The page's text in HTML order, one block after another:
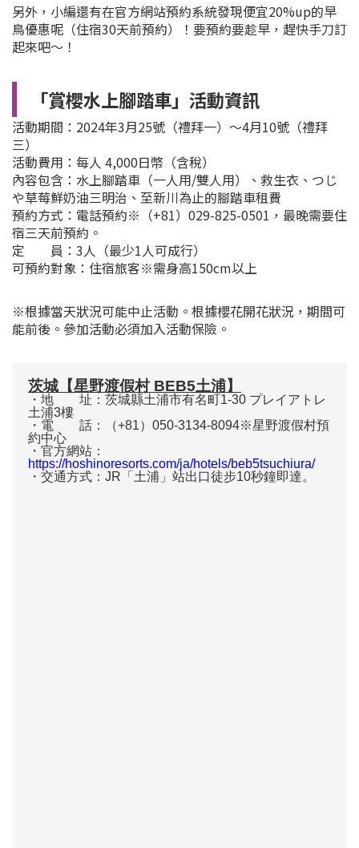
另外，小編還有在官方網站預約系統發現便宜20%up的早
鳥優惠呢（住宿30天前預約）！要預約要趁早，趕快手刀訂
起來吧～！
「賞櫻水上腳踏車」活動資訊
活動期間：2024年3月25號（禮拜一）～4月10號（禮拜
三）
活動費用：每人 4,000日幣（含稅）
內容包含：水上腳踏車（一人用/雙人用）、救生衣、つじ
や草莓鮮奶油三明治、至新川為止的腳踏車租費
預約方式：電話預約※（+81）029-825-0501，最晚需要住
宿三天前預約。
定 員：3人（最少1人可成行）
可預約對象：住宿旅客※需身高150cm以上
※根據當天狀況可能中止活動。根據櫻花開花狀況，期間可
能前後。參加活動必須加入活動保險。
茨城【星野渡假村 BEB5土浦】
・地 址：茨城縣土浦市有名町1-30 プレイアトレ
土浦3樓
・電 話：（+81）050-3134-8094※星野渡假村預
約中心
・官方網站：
https://hoshinoresorts.com/ja/hotels/beb5tsuchiura/
・交通方式：JR「土浦」站出口徒步10秒鐘即達。